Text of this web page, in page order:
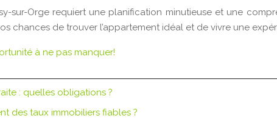
sur-Orge requiert une planification minutieuse et une
chances de trouver l’appartement idéal et de vivre une
à ne pas manquer!
: quelles obligations ?
des taux immobiliers fiables ?